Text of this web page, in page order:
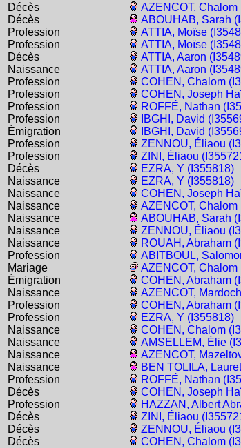
Décès AZENCOT, Chalom
Décès ABOUHAB, Sarah
Profession ATTIA, Moïse
Profession ATTIA, Moïse
Décès
ATTIA, Aaron
Naissance
ATTIA, Aaron
Profession COHEN, Chalom
Profession COHEN, Joseph
Profession ROFFÉ, Nathan
Profession IBGHI, David
Émigration IBGHI, David
Profession ZENNOU, Éliaou
Profession ZINI, Éliaou
Décès
EZRA, Y (I355818)
Naissance
EZRA, Y (I355818)
Naissance COHEN, Joseph
Naissance AZENCOT, Chalom
Naissance ABOUHAB, Sarah
Naissance ZENNOU, Éliaou
Naissance ROUAH, Abraham
Profession ABITBOUL,
Mariage AZENCOT, Chalom
Émigration COHEN, Abraham
Naissance AZENCOT,
Profession COHEN, Abraham
Profession
EZRA, Y (I355818)
Naissance COHEN, Chalom
Naissance AMSELLEM, Élie
Naissance AZENCOT,
Naissance BEN TOLILA,
Profession ROFFÉ, Nathan
Décès COHEN, Joseph
Profession HAZZAN, Albert
Décès ZINI, Éliaou
Décès ZENNOU, Éliaou
Décès COHEN, Chalom